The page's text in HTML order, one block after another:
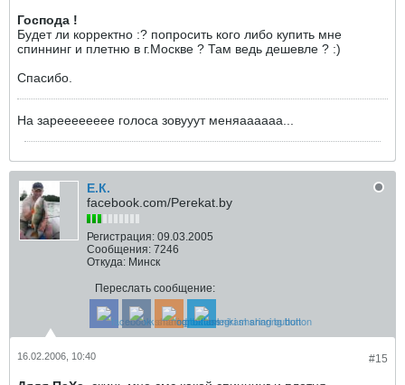
Господа !
Будет ли корректно :? попросить кого либо купить мне
спиннинг и плетню в г.Москве ? Там ведь дешевле ? :)
Спасибо.
На зарееееееее голоса зовууут меняаааааа...
Е.К.
facebook.com/Perekat.by
Регистрация: 09.03.2005
Сообщения: 7246
Откуда: Минск
Переслать сообщение:
#15
16.02.2006, 10:40